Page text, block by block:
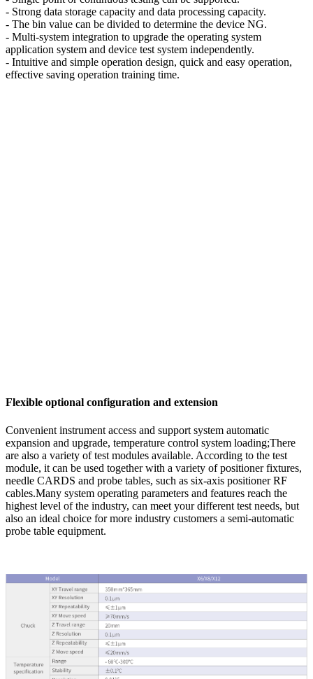
- Strong data storage capacity and data processing capacity.
- The bin value can be divided to determine the device NG.
- Multi-system integration to upgrade the operating system
application system and device test system independently.
- Intuitive and simple operation design, quick and easy operation,
effective saving operation training time.
Flexible optional configuration and extension
Convenient instrument access and support system automatic
expansion and upgrade, temperature control system loading;There
are also a variety of test modules available. According to the test
module, it can be used together with a variety of positioner fixtures,
needle CARDS and probe tables, such as six-axis positioner RF
cables.Many system operating parameters and features reach the
highest level of the industry, can meet your different test needs, but
also an ideal choice for more industry customers a semi-automatic
probe table equipment.